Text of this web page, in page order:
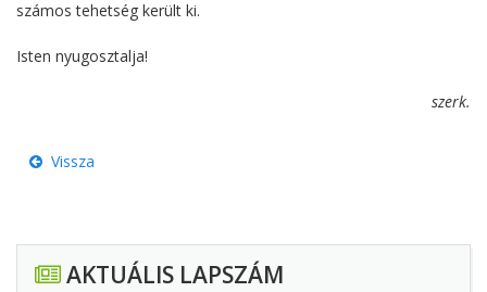
számos tehetség került ki.
Isten nyugosztalja!
szerk.
Vissza
AKTUÁLIS LAPSZÁM